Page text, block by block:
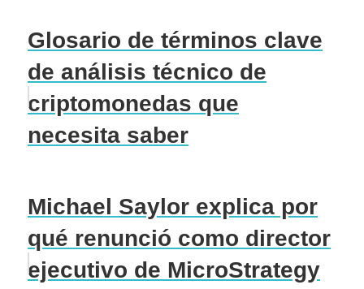
Glosario de términos clave
de análisis técnico de
criptomonedas que
necesita saber
Michael Saylor explica por
qué renunció como director
ejecutivo de MicroStrategy